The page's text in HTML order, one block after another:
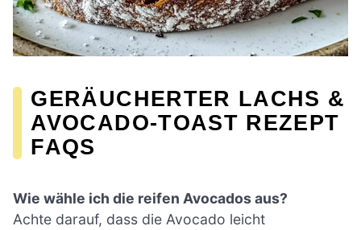
GERÄUCHERTER LACHS &
AVOCADO-TOAST REZEPT
FAQS
Wie wähle ich die reifen Avocados aus?
Achte darauf, dass die Avocado leicht